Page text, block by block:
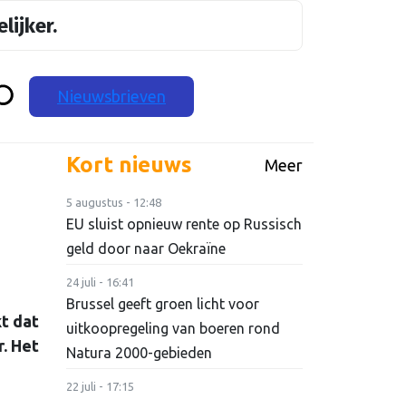
Nieuwsbrieven
dat
Het
Kort nieuws Meer
5 augustus - 12:48
EU sluist opnieuw rente op Russisch
geld door naar Oekraïne
24 juli - 16:41
Brussel geeft groen licht voor
uitkoopregeling van boeren rond
Natura 2000-gebieden
22 juli - 17:15